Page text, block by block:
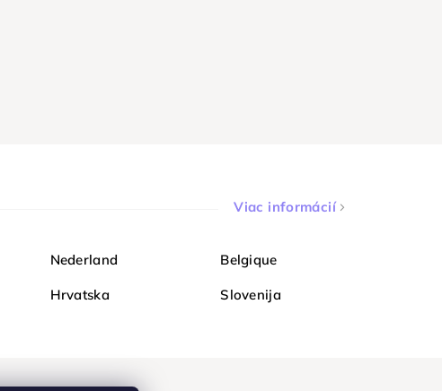
Viac informácií
Nederland Belgique
Hrvatska Slovenija